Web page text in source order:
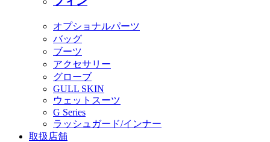
オプショナルパーツ
バッグ
ブーツ
アクセサリー
グローブ
GULL SKIN
ウェットスーツ
G Series
ラッシュガード/インナー
取扱店舗